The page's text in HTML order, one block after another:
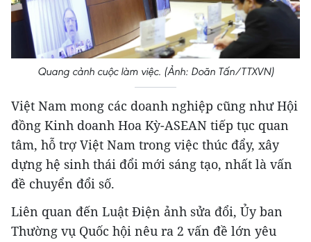
Quang cảnh cuộc làm việc. (Ảnh: Doãn Tấn/TTXVN)
Việt Nam mong các doanh nghiệp cũng như Hội
đồng Kinh doanh Hoa Kỳ-ASEAN tiếp tục quan
tâm, hỗ trợ Việt Nam trong việc thúc đẩy, xây
dựng hệ sinh thái đổi mới sáng tạo, nhất là vấn
đề chuyển đổi số.
Liên quan đến Luật Điện ảnh sửa đổi, Ủy ban
Thường vụ Quốc hội nêu ra 2 vấn đề lớn yêu